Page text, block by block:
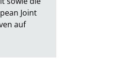
Joint
auf